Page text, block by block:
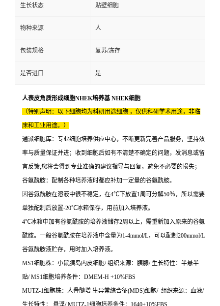
生长状态 贴壁细胞
物种来源 人
包装规格 复苏/冻存
是否进口 是
人表皮角质形成细胞NHEK培养基 NHEK细胞
（特别声明：以下细胞均为科研用途细胞 ，仅供科研学术用途，非临
床和工业用途。）
通派细胞库：专业细胞培养供应中心，不断更新完善产品服务，坚持效
率与质量保证并进；收到细胞后如有不清楚不确定的问题，发消息或留
言反馈,您将会得到专业准确的建议指导与回复，避免不必要的损失；
谷氨酰胺：配制各种培养液时都应补加一定量的谷氨酰胺。
因谷氨酰胺在溶液中很不稳定，在4℃下放置1周可分解50％，所以需要
单独配制后放置-20℃冰箱保存，用前加入培养液。
4℃冰箱中加有谷氨酰胺的培养液储存2周以上，需重新加入原来的谷氨
酰胺。一般谷氨酰胺在培养液中含量为1-4mmol/L，可以配制200mmol/L
谷氨酰胺液贮存，用时加入培养液。
MS1细胞株：小鼠胰岛内皮细胞/ 组织来源：胰腺/ 生长特性：半悬半
贴/ MS1细胞培养条件：DMEM-H +10%FBS
MUTZ-1细胞株：人骨髓增 生异常综合征(MDS)细胞/ 组织来源：血液/
生长特性： 悬浮/ MUTZ-1细胞培养条件：1640+10%FBS